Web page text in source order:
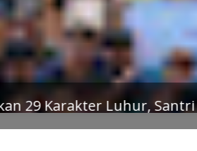
Santri PP Sabilul Muttaqin